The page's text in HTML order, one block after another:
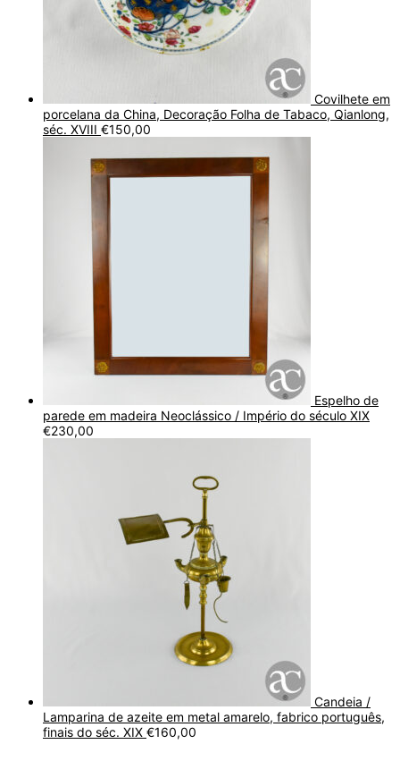
Covilhete em
porcelana da China, Decoração Folha de Tabaco, Qianlong,
séc. XVIII €150,00
Espelho de
parede em madeira Neoclássico / Império do século XIX
€230,00
Candeia /
Lamparina de azeite em metal amarelo, fabrico português,
finais do séc. XIX €160,00